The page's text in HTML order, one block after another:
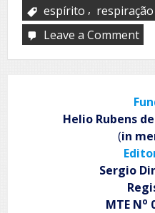
espírito , respiração
Leave a Commenton
e
Helio Rubens
(in
Sergio
MTE No